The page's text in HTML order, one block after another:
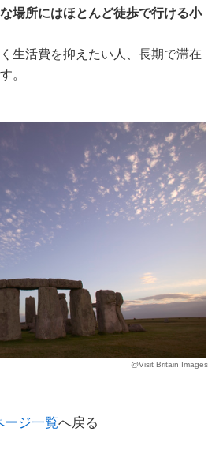
場所にはほとんど徒歩で行ける小
生活費を抑えたい人、長期で滞在
。
@Visit Britain Images
ージ一覧へ戻る